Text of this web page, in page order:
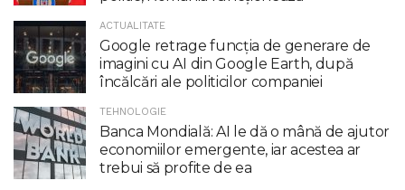
ACTUALITATE
Google retrage funcţia de generare de
imagini cu AI din Google Earth, după
încălcări ale politicilor companiei
TEHNOLOGIE
Banca Mondială: AI le dă o mână de ajutor
economiilor emergente, iar acestea ar
trebui să profite de ea